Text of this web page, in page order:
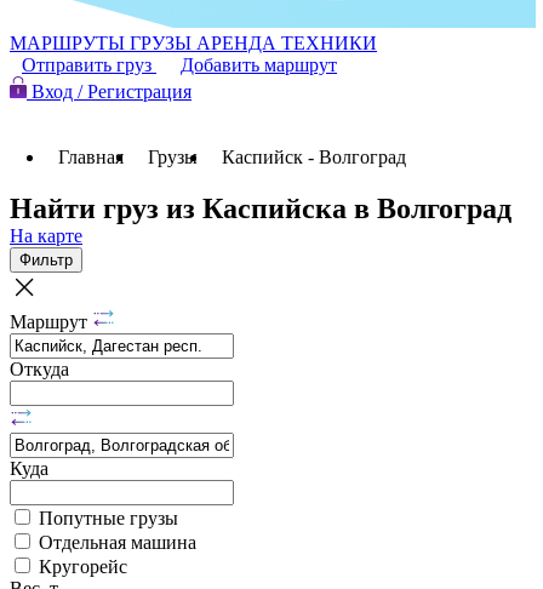
МАРШРУТЫ ГРУЗЫ АРЕНДА ТЕХНИКИ
Отправить груз
Добавить маршрут
Вход / Регистрация
Главная Грузы Каспийск - Волгоград
Найти груз из Каспийска в Волгоград
На карте
Фильтр
Маршрут
Откуда
Куда
Попутные грузы
Отдельная машина
Кругорейс